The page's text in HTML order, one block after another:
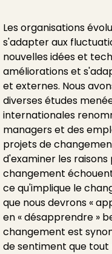
Les organisations
s'adapter aux
nouvelles idées et
améliorations et
et externes. Nous
diverses études
internationales
managers et des
projets de
d'examiner les
changement
ce qu'implique le
que nous devrons «
en « désapprendre »
changement est
de sentiment que tout